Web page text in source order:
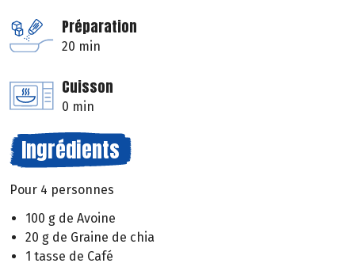
Préparation
20 min
Cuisson
0 min
Ingrédients
Pour 4 personnes
100 g de Avoine
20 g de Graine de chia
1 tasse de Café